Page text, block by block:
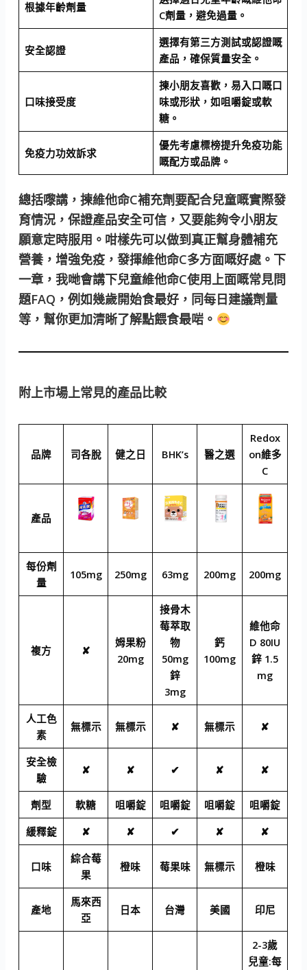
根據年齡劑量
C劑量，避免過量。
安全認證
選擇有第三方測試或認證嘅
產品，確保質量安全。
口味接受度
揀小朋友喜歡，易入口嘅口
味或形狀，如咀嚼錠或軟
糖。
免疫力功效訴求
優先考慮標榜提升免疫功能
嘅配方或品牌。
總括嚟講，揀維他命C補充劑要配合兒童嘅實際發
育情況，保證產品安全可信，又要能夠令小朋友
願意定時服用。咁樣先可以做到真正幫身體補充
營養，增強免疫，發揮維他命C多方面嘅好處。下
一章，我哋會講下兒童維他命C使用上面嘅常見問
題FAQ，例如幾歲開始食最好，同每日建議劑量
等，幫你更加清晰了解點餵食最啱。
附上市場上常見的產品比較
品牌 司各脫 健之日 BHK’s 醫之選
Redox
on維多
C
產品
每份劑
量
105mg 250mg 63mg 200mg 200mg
複方 ✘
姆果粉
20mg
接骨木
莓萃取
物
50mg
鋅
3mg
鈣
100mg
維他命
D 80IU
鋅 1.5
mg
人工色
素
無標示 無標示 ✘ 無標示 ✘
安全檢
驗
✘ ✘ ✔ ✘ ✘
劑型 軟糖 咀嚼錠 咀嚼錠 咀嚼錠
咀嚼錠
緩釋錠
✘ ✘ ✔ ✘ ✘
口味
綜合莓
果
橙味 莓果味 無標示 橙味
產地
馬來西
亞
日本 台灣 美國 印尼
2-3歲
兒童:每